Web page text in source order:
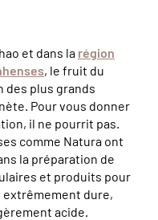
et dans la région
, le fruit du
des plus grands
Pour vous donner
il ne pourrit pas.
comme Natura ont
la préparation de
et produits pour
extrêmement dure,
acide.